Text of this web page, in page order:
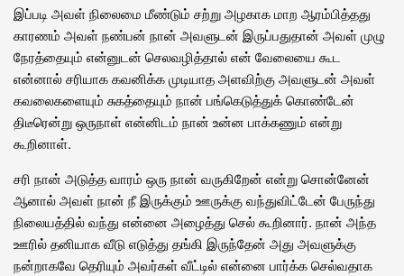
இப்படி அவள் நிலைமை மீண்டும் சற்று அழகாக மாற ஆரம்பித்தது
காரணம் அவள் நண்பன் நான் அவளுடன் இருப்பதுதான் அவள் முழு
நேரத்தையும் என்னுடன் செலவழித்தால் என் வேலையை கூட
என்னால் சரியாக கவனிக்க முடியாத அளவிற்கு அவளுடன் அவள்
கவலைகளையும் சுகத்தையும் நான் பங்கெடுத்துக் கொண்டேன்
திடீரென்று ஒருநாள் என்னிடம் நான் உன்ன பாக்கணும் என்று
கூறினாள்.
சரி நான் அடுத்த வாரம் ஒரு நான் வருகிறேன் என்று சொன்னேன்
ஆனால் அவள் நான் நீ இருக்கும் ஊருக்கு வந்துவிட்டேன் பேருந்து
நிலையத்தில் வந்து என்னை அழைத்து செல் கூறினார். நான் அந்த
ஊரில் தனியாக வீடு எடுத்து தங்கி இருந்தேன் அது அவளுக்கு
நன்றாகவே தெரியும் அவர்கள் வீட்டில் என்னை பார்க்க செல்வதாக